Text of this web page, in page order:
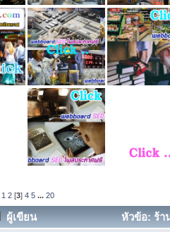
1 2 [3]4 5 ...20
ผู้เขียน
หัวข้อ: ร้า